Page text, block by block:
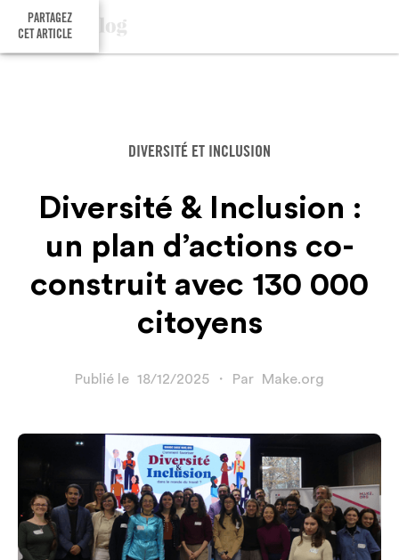
PARTAGEZ
CET ARTICLE
DIVERSITÉ ET INCLUSION
Diversité & Inclusion :
un plan d’actions co-
construit avec 130 000
citoyens
Publié le 18/12/2025 ・ Par Make.org